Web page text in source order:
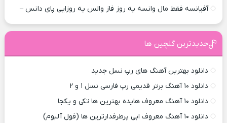
آفیانسه فقط مال وانسه یه روز فاز والس یه روزایی پای دانس –
جدیدترین گلچین ها
دانلود بهترین آهنگ های رپ نسل جدید
دانلود ۱۰ آهنگ برتر قدیمی رپ فارسی نسل ۱ و ۲
دانلود ۱۰ آهنگ معروف هایده بهترین ها تکی و یکجا
دانلود ۱۰ آهنگ معروف ابی پرطرفدارترین ها (فول آلبوم)